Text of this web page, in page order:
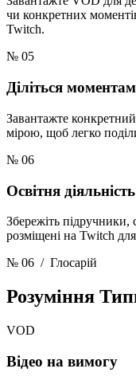
чи конкретних
Twitch.
№ 05
Діліться
Завантажте
мірою, щоб легко
№ 06
Освітня діяльність
Збережіть підручники,
розміщені на Twitch
№ 06 / Глосарій
Розуміння
VOD
Відео на вимогу